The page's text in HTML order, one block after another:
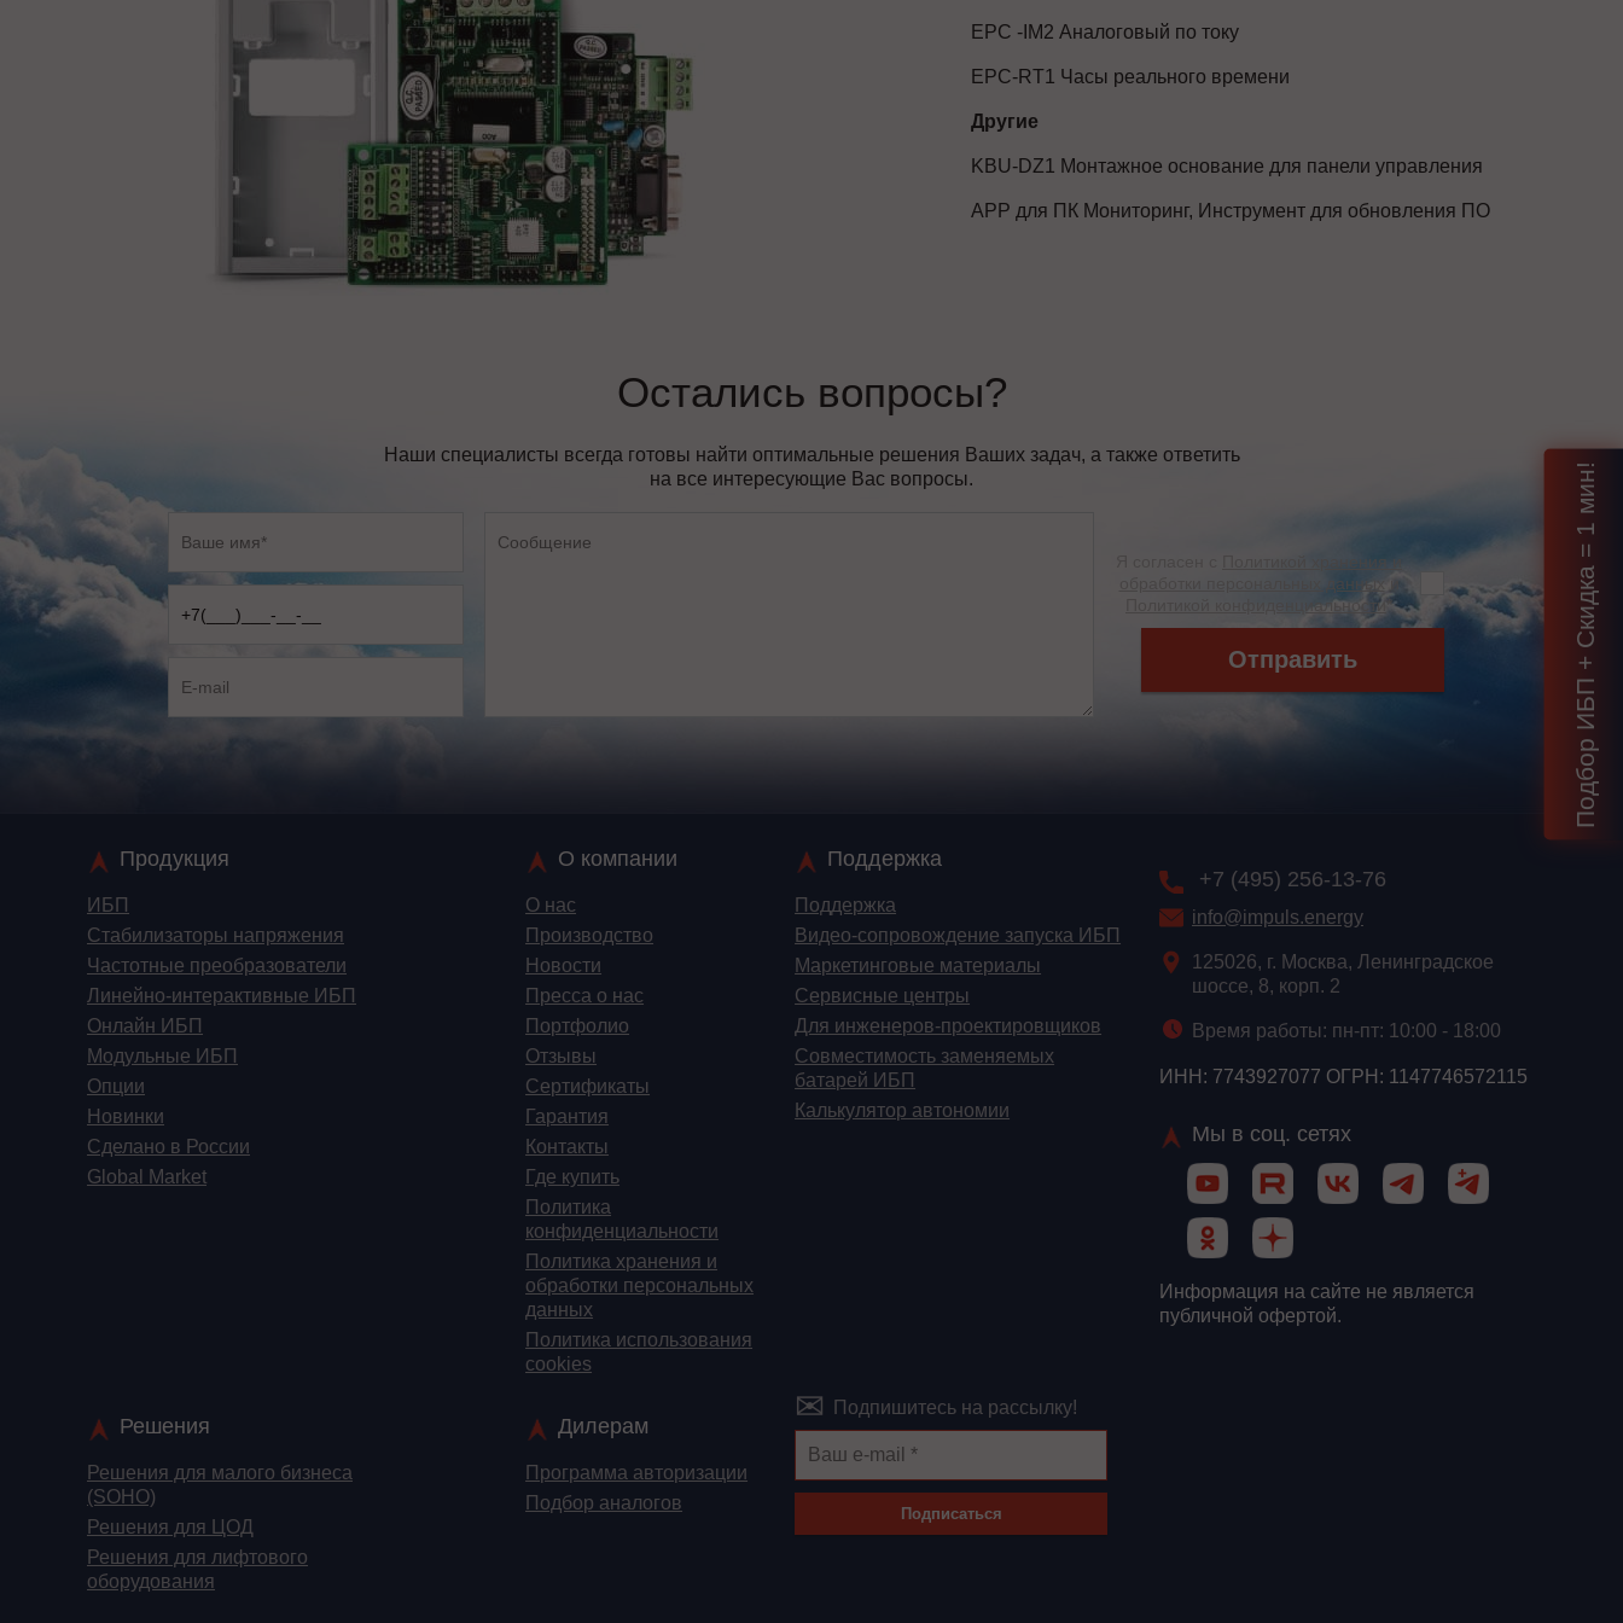
EPC -IM2 Аналоговый по току
EPC-RT1 Часы реального времени
Другие
KBU-DZ1 Монтажное основание для панели управления
АРР для ПК Мониторинг, Инструмент для обновления ПО
Остались вопросы?
Наши специалисты всегда готовы найти оптимальные решения Ваших задач, а также ответить
на все интересующие Вас вопросы.
Политикой хранения и
обработки персональных данных
и
Политикой конфиденциальности *
Отправить
+7 (495) 256-13-76
info@impuls.energy
125026, г. Москва, Ленинградское
шоссе, 8, корп. 2
Время работы: пн-пт: 10:00 - 18:00
ИНН: 7743927077 ОГРН: 1147746572115
Мы в соц. сетях
Информация на сайте не является
публичной офертой.
Продукция
ИБП
Стабилизаторы напряжения
Частотные преобразователи
Линейно-интерактивные ИБП
Онлайн ИБП
Модульные ИБП
Опции
Новинки
Сделано в России
Global Market
О компании
О нас
Производство
Новости
Пресса о нас
Портфолио
Отзывы
Сертификаты
Гарантия
Контакты
Где купить
Политика
конфиденциальности
Политика хранения и
обработки персональных
данных
Политика использования
cookies
Поддержка
Поддержка
Видео-сопровождение запуска ИБП
Маркетинговые материалы
Сервисные центры
Для инженеров-проектировщиков
Cовместимость заменяемых
батарей ИБП
Калькулятор автономии
Решения
Решения для малого бизнеса
(SOHO)
Решения для ЦОД
Решения для лифтового
оборудования
Дилерам
Программа авторизации
Подбор аналогов
Подпишитесь на рассылку!
Подписаться
Подбор ИБП + Скидка = 1 мин!